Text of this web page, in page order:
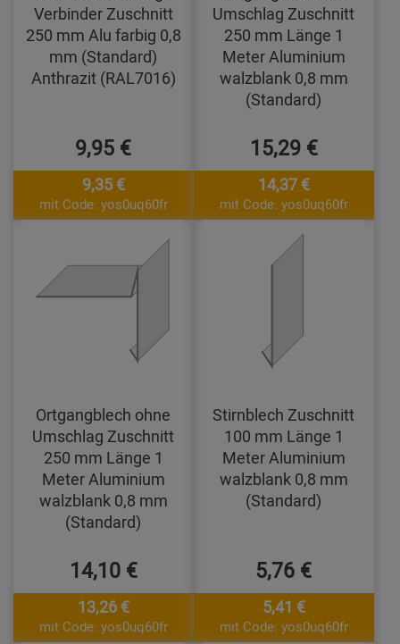
Verbinder Zuschnitt
250 mm Alu farbig 0,8
mm (Standard)
Anthrazit (RAL7016)
9,95 €
9,35 €
mit Code: yos0uq60fr
Umschlag Zuschnitt
250 mm Länge 1
Meter Aluminium
walzblank 0,8 mm
(Standard)
15,29 €
14,37 €
mit Code: yos0uq60fr
Ortgangblech ohne
Umschlag Zuschnitt
250 mm Länge 1
Meter Aluminium
walzblank 0,8 mm
(Standard)
14,10 €
13,26 €
mit Code: yos0uq60fr
Stirnblech Zuschnitt
100 mm Länge 1
Meter Aluminium
walzblank 0,8 mm
(Standard)
5,76 €
5,41 €
mit Code: yos0uq60fr